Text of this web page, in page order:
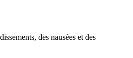
des nausées et des